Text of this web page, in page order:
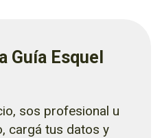
Guía Esquel
sos profesional u
cargá tus datos y